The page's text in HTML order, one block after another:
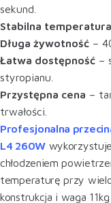
sekund.
Stabilna temperatura
Długa żywotność –
Łatwa dostępność –
styropianu.
Przystępna cena –
trwałości.
Profesjonalna
L4 260W
chłodzeniem
temperaturę przy
konstrukcja i waga